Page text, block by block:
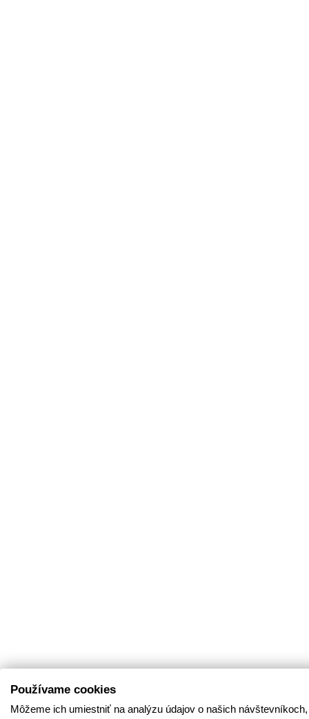
Používame cookies
Môžeme ich umiestniť na analýzu údajov o našich